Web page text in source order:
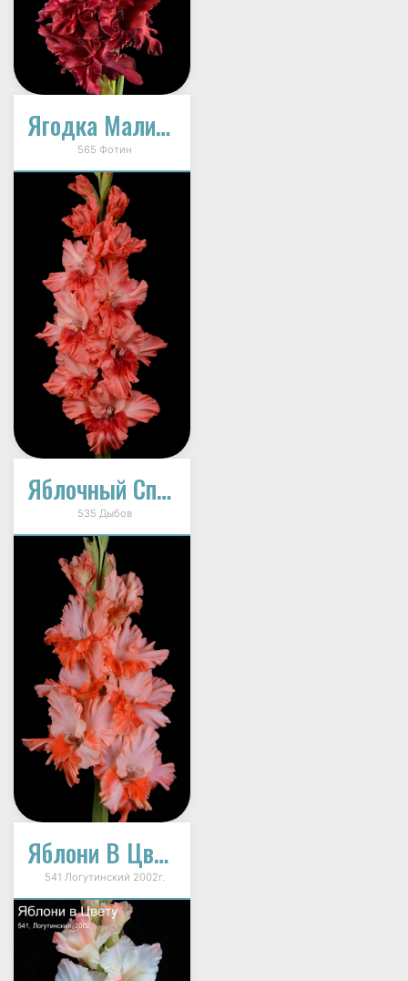
Ягодка Малинка (469-Б-04)
565 Фотин
Яблочный Спас
535 Дыбов
Яблони В Цвету
541 Логутинский 2002г.